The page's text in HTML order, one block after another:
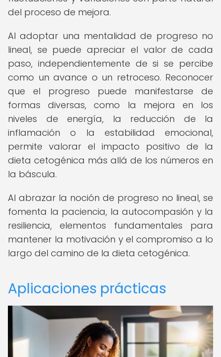
del proceso de mejora.
Al adoptar una mentalidad de progreso no
lineal, se puede apreciar el valor de cada
paso, independientemente de si se percibe
como un avance o un retroceso. Reconocer
que el progreso puede manifestarse de
formas diversas, como la mejora en los
niveles de energía, la reducción de la
inflamación o la estabilidad emocional,
permite valorar el impacto positivo de la
dieta cetogénica más allá de los números en
la báscula.
Al abrazar la noción de progreso no lineal, se
fomenta la paciencia, la autocompasión y la
resiliencia, elementos fundamentales para
mantener la motivación y el compromiso a lo
largo del camino de la dieta cetogénica.
Aplicaciones prácticas